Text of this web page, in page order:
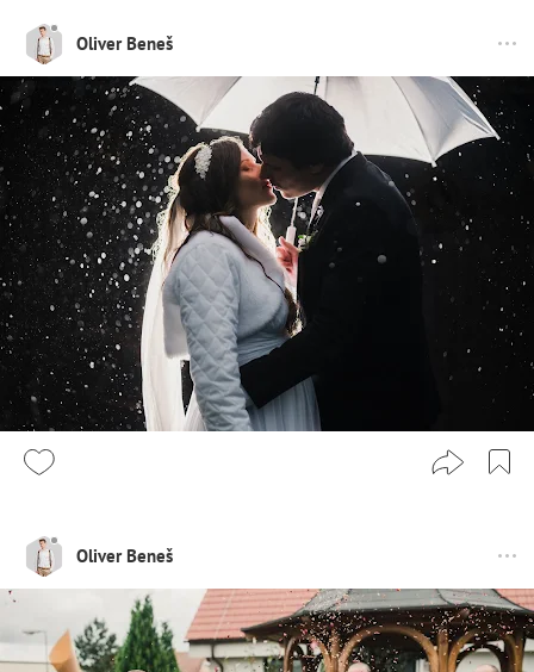
Oliver Beneš
Oliver Beneš